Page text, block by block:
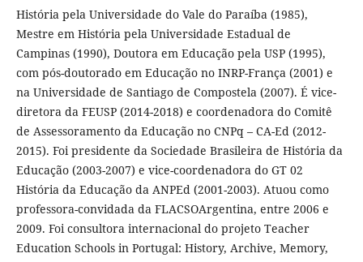
História pela Universidade do Vale do Paraíba (1985),
Mestre em História pela Universidade Estadual de
Campinas (1990), Doutora em Educação pela USP (1995),
com pós-doutorado em Educação no INRP-França (2001) e
na Universidade de Santiago de Compostela (2007). É vice-
diretora da FEUSP (2014-2018) e coordenadora do Comitê
de Assessoramento da Educação no CNPq – CA-Ed (2012-
2015). Foi presidente da Sociedade Brasileira de História da
Educação (2003-2007) e vice-coordenadora do GT 02
História da Educação da ANPEd (2001-2003). Atuou como
professora-convidada da FLACSOArgentina, entre 2006 e
2009. Foi consultora internacional do projeto Teacher
Education Schools in Portugal: History, Archive, Memory,